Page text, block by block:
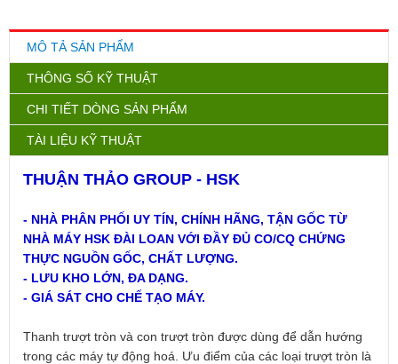
MÔ TẢ SẢN PHẨM
THÔNG SỐ KỸ THUẬT
CHI TIẾT DÒNG SẢN PHẨM
TÀI LIỆU KỸ THUẬT
THUẬN THẢO GROUP - HSK
- NHÀ PHÂN PHỐI UY TÍN, CHÍNH HÃNG, TẬN GỐC TỪ
NHÀ MÁY HSK ĐÀI LOAN VỚI ĐẦY ĐỦ CO/CQ CHỨNG
THỰC NGUỒN GỐC, CHẤT LƯỢNG.
- LƯU KHO LỚN, ĐA DẠNG.
- GIÁ SÁT CHO CHẾ TẠO MÁY.
Thanh trượt tròn và con trượt tròn được dùng để dẫn hướng
trong các máy tự động hoá. Ưu điểm của các loại trượt tròn là